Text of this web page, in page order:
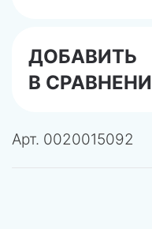
ДОБАВИТЬ
В
Арт. 0020015092